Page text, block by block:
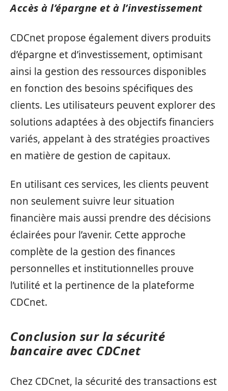
Accès à l’épargne et à l’investissement
CDCnet propose également divers produits
d’épargne et d’investissement, optimisant
ainsi la gestion des ressources disponibles
en fonction des besoins spécifiques des
clients. Les utilisateurs peuvent explorer des
solutions adaptées à des objectifs financiers
variés, appelant à des stratégies proactives
en matière de gestion de capitaux.
En utilisant ces services, les clients peuvent
non seulement suivre leur situation
financière mais aussi prendre des décisions
éclairées pour l’avenir. Cette approche
complète de la gestion des finances
personnelles et institutionnelles prouve
l’utilité et la pertinence de la plateforme
CDCnet.
Conclusion sur la sécurité
bancaire avec CDCnet
Chez CDCnet, la sécurité des transactions est